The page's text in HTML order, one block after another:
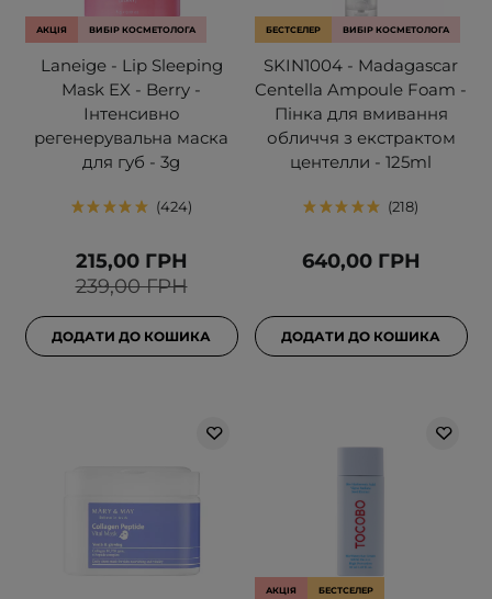
АКЦІЯ ВИБІР КОСМЕТОЛОГА
Laneige - Lip Sleeping
Mask EX - Berry -
Інтенсивно
регенерувальна маска
для губ - 3g
424
239,00 ГРН
215,00 ГРН
ДОДАТИ ДО КОШИКА
БЕСТСЕЛЕР ВИБІР КОСМЕТОЛОГА
SKIN1004 - Madagascar
Centella Ampoule Foam -
Пінка для вмивання
обличчя з екстрактом
центелли - 125ml
218
640,00 ГРН
ДОДАТИ ДО КОШИКА
АКЦІЯ БЕСТСЕЛЕР